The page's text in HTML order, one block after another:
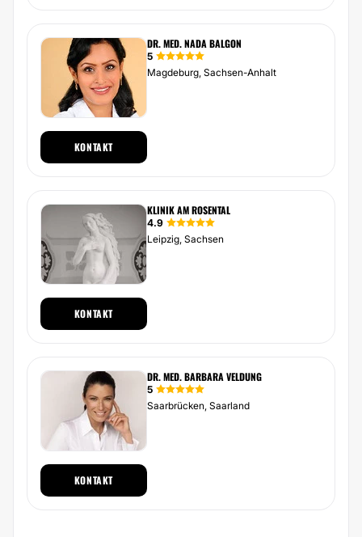
DR. MED. NADA BALGON
5
Magdeburg, Sachsen-Anhalt
KONTAKT
KLINIK AM ROSENTAL
4.9
Leipzig, Sachsen
KONTAKT
DR. MED. BARBARA VELDUNG
5
Saarbrücken, Saarland
KONTAKT